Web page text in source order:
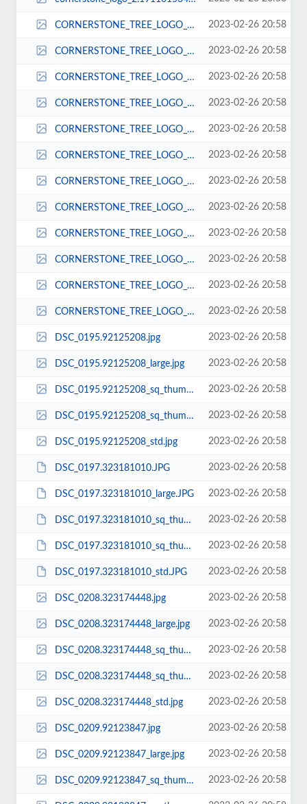
CORNERSTONE_TREE_LOGO_copy.279143846.jpg 2023-02-26 20:58
CORNERSTONE_TREE_LOGO_copy.279143846_large.jpg 2023-02-26 20:58
CORNERSTONE_TREE_LOGO_copy.279143846_logo.jpg 2023-02-26 20:58
CORNERSTONE_TREE_LOGO_copy.279143846_sq_thumb_m.jpg 2023-02-26 20:58
CORNERSTONE_TREE_LOGO_copy.279143846_sq_thumb_s.jpg 2023-02-26 20:58
CORNERSTONE_TREE_LOGO_copy.279143846_std.jpg 2023-02-26 20:58
CORNERSTONE_TREE_LOGO_copy.279143947.jpg 2023-02-26 20:58
CORNERSTONE_TREE_LOGO_copy.279143947_large.jpg 2023-02-26 20:58
CORNERSTONE_TREE_LOGO_copy.279143947_logo.jpg 2023-02-26 20:58
CORNERSTONE_TREE_LOGO_copy.279143947_sq_thumb_m.jpg 2023-02-26 20:58
CORNERSTONE_TREE_LOGO_copy.279143947_sq_thumb_s.jpg 2023-02-26 20:58
CORNERSTONE_TREE_LOGO_copy.279143947_std.jpg 2023-02-26 20:58
DSC_0195.92125208.jpg 2023-02-26 20:58
DSC_0195.92125208_large.jpg 2023-02-26 20:58
DSC_0195.92125208_sq_thumb_m.jpg 2023-02-26 20:58
DSC_0195.92125208_sq_thumb_s.jpg 2023-02-26 20:58
DSC_0195.92125208_std.jpg 2023-02-26 20:58
DSC_0197.323181010.JPG 2023-02-26 20:58
DSC_0197.323181010_large.JPG 2023-02-26 20:58
DSC_0197.323181010_sq_thumb_m.JPG 2023-02-26 20:58
DSC_0197.323181010_sq_thumb_s.JPG 2023-02-26 20:58
DSC_0197.323181010_std.JPG 2023-02-26 20:58
DSC_0208.323174448.jpg 2023-02-26 20:58
DSC_0208.323174448_large.jpg 2023-02-26 20:58
DSC_0208.323174448_sq_thumb_m.jpg 2023-02-26 20:58
DSC_0208.323174448_sq_thumb_s.jpg 2023-02-26 20:58
DSC_0208.323174448_std.jpg 2023-02-26 20:58
DSC_0209.92123847.jpg 2023-02-26 20:58
DSC_0209.92123847_large.jpg 2023-02-26 20:58
DSC_0209.92123847_sq_thumb_m.jpg 2023-02-26 20:58